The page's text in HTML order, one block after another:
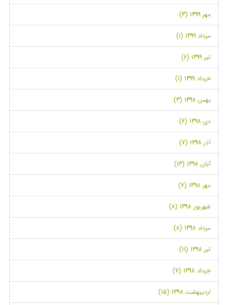
مهر 1399 (3)
مرداد 1399 (1)
تیر 1399 (6)
خرداد 1399 (1)
بهمن 1398 (3)
دی 1398 (6)
آذر 1398 (7)
آبان 1398 (13)
مهر 1398 (7)
شهریور 1398 (8)
مرداد 1398 (8)
تیر 1398 (11)
خرداد 1398 (7)
اردیبهشت 1398 (15)